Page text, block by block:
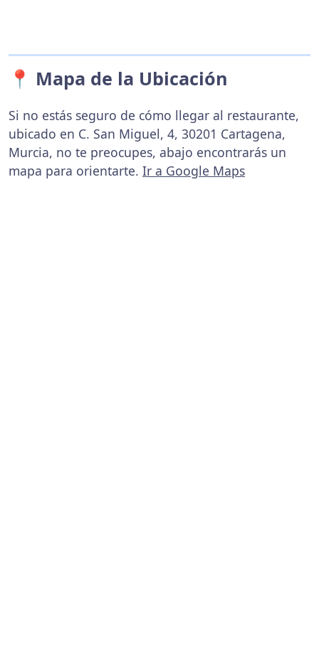
📍 Mapa de la Ubicación
Si no estás seguro de cómo llegar al restaurante,
ubicado en C. San Miguel, 4, 30201 Cartagena,
Murcia, no te preocupes, abajo encontrarás un
mapa para orientarte. Ir a Google Maps